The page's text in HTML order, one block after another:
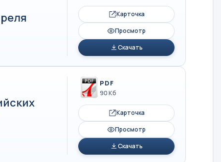
Карточка
Просмотр
Скачать
PDF
90 Кб
Карточка
Просмотр
Скачать